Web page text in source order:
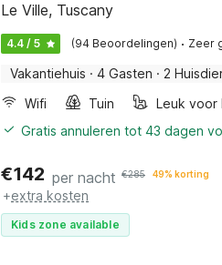
Le Ville, Tuscany
4.4 / 5 (94 Beoordelingen) · Zeer
Vakantiehuis · 4 Gasten · 2
Wifi
Tuin
Gratis annuleren tot 43 dagen
€142 per nacht €285 49% korting
+extra kosten
Kids zone available